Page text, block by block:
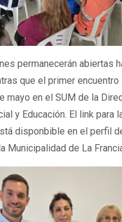
permanecerán abiertas
que el primer
mayo en el SUM de la
y Educación. El link para
disponbible en el perfil
Municipalidad de La